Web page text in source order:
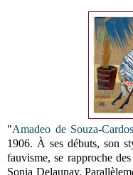
"Amadeo de Souza-
1906. À ses débuts, son
fauvisme, se rapproche
Sonia Delaunay.